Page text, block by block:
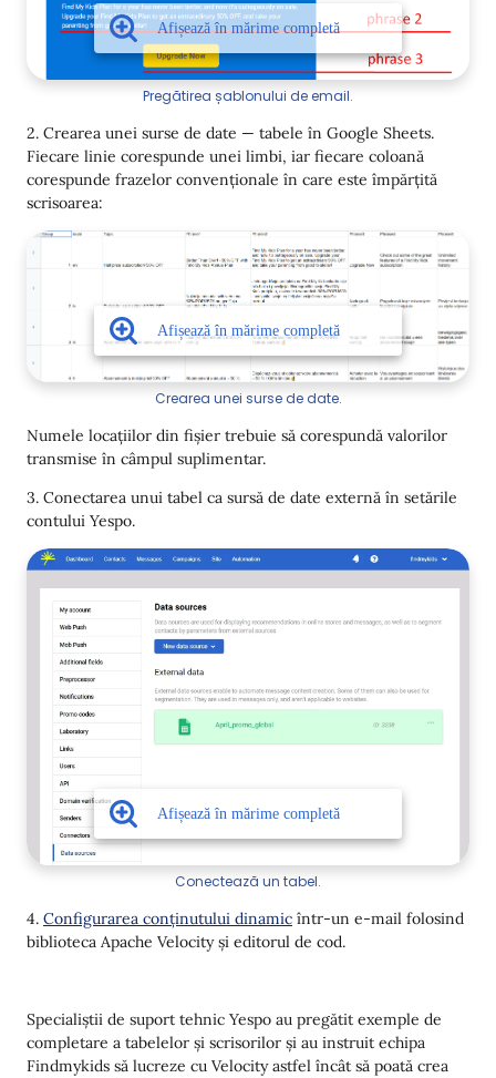
Pregătirea șablonului de email.
2. Crearea unei surse de date — tabele în Google Sheets.
Fiecare linie corespunde unei limbi, iar fiecare coloană
corespunde frazelor convenționale în care este împărțită
scrisoarea:
Crearea unei surse de date.
Numele locațiilor din fișier trebuie să corespundă valorilor
transmise în câmpul suplimentar.
3. Conectarea unui tabel ca sursă de date externă în setările
contului Yespo.
Conectează un tabel.
4. Configurarea conținutului dinamic într-un e-mail folosind
biblioteca Apache Velocity și editorul de cod.
Specialiștii de suport tehnic Yespo au pregătit exemple de
completare a tabelelor și scrisorilor și au instruit echipa
Findmykids să lucreze cu Velocity astfel încât să poată crea